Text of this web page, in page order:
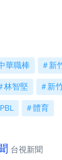
華職棒 新
林智堅 新
體育
台視新聞